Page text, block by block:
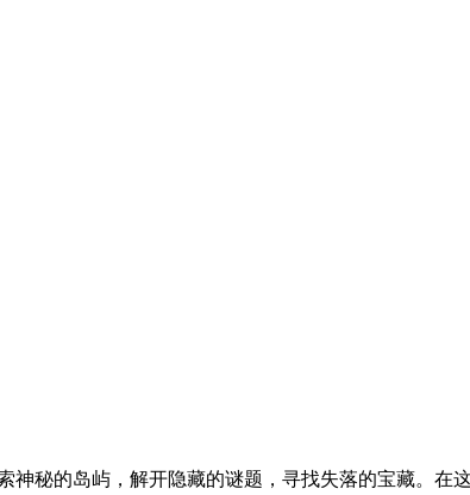
神秘的岛屿，解开隐藏的谜题，寻找失落的宝藏。在